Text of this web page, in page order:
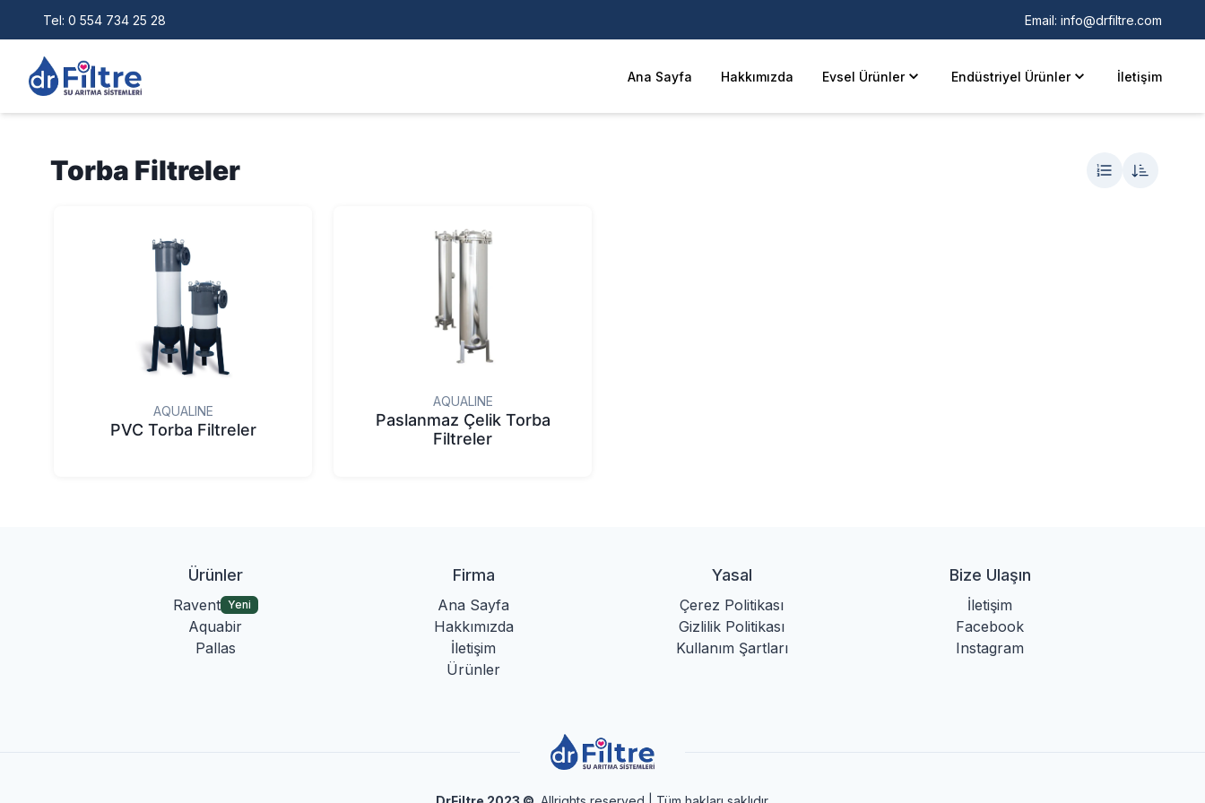
Tel: 0 554 734 25 28 Email: info@drfiltre.com
Ana Sayfa Hakkımızda Evsel Ürünler Endüstriyel Ürünler İletişim
Torba Filtreler
AQUALINE
PVC Torba Filtreler
AQUALINE
Paslanmaz Çelik Torba
Filtreler
Ürünler
Ravent Yeni
Aquabir
Pallas
Firma
Ana Sayfa
Hakkımızda
İletişim
Ürünler
Yasal
Çerez Politikası
Gizlilik Politikası
Kullanım Şartları
Bize Ulaşın
İletişim
Facebook
Instagram